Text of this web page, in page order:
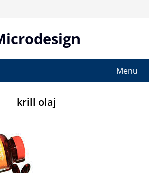
Menu
krill olaj